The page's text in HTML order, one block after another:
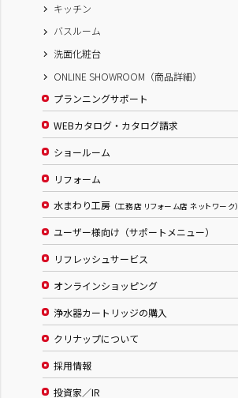
キッチン
バスルーム
洗面化粧台
ONLINE SHOWROOM（商品詳細）
プランニングサポート
WEBカタログ・カタログ請求
ショールーム
リフォーム
水まわり工房 （工務店 リフォーム店 ネットワーク）
ユーザー様向け（サポートメニュー）
リフレッシュサービス
オンラインショッピング
浄水器カートリッジの購入
クリナップについて
採用情報
投資家／IR